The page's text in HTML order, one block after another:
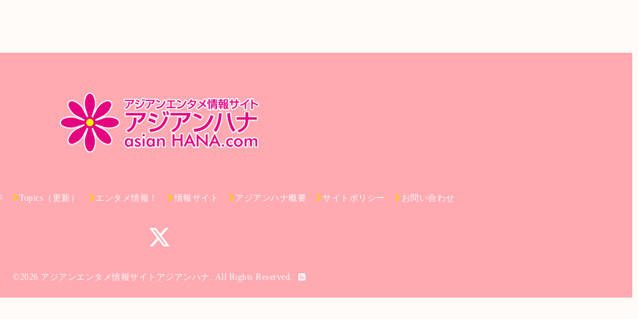
Topics（更新） エンタメ情報！ 情報サイト アジアンハナ概要 サイトポリシー お問い合わせ
©2026 アジアンエンタメ情報サイトアジアンハナ . All Rights Reserved.